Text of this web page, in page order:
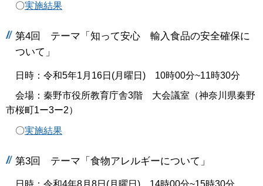
〇実施結果
第4回 テーマ「知って安心 輸入食品の安全確保に
ついて」
日時：令和5年1月16日(月曜日) 10時00分~11時30分
会場：秦野市役所教育庁舎3階 大会議室（神奈川県秦野
市桜町1ー3ー2）
〇実施結果
第3回 テーマ「食物アレルギーについて」